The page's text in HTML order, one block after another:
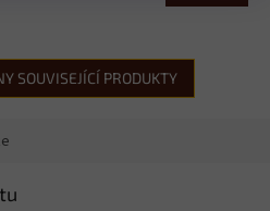
SOUVISEJÍCÍ PRODUKTY